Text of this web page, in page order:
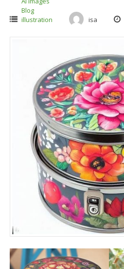
Blog
illustration
isa